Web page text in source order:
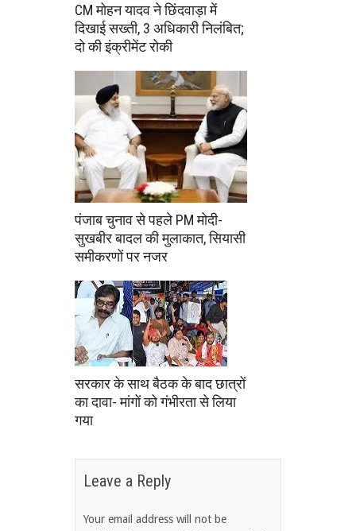
CM मोहन यादव ने छिंदवाड़ा में
दिखाई सख्ती, 3 अधिकारी निलंबित;
दो की इंक्रीमेंट रोकी
पंजाब चुनाव से पहले PM मोदी-
सुखबीर बादल की मुलाकात, सियासी
समीकरणों पर नजर
सरकार के साथ बैठक के बाद छात्रों
का दावा- मांगों को गंभीरता से लिया
गया
Leave a Reply
Your email address will not be